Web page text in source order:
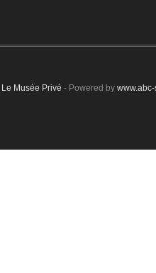
Le Musée Privé - Powered by